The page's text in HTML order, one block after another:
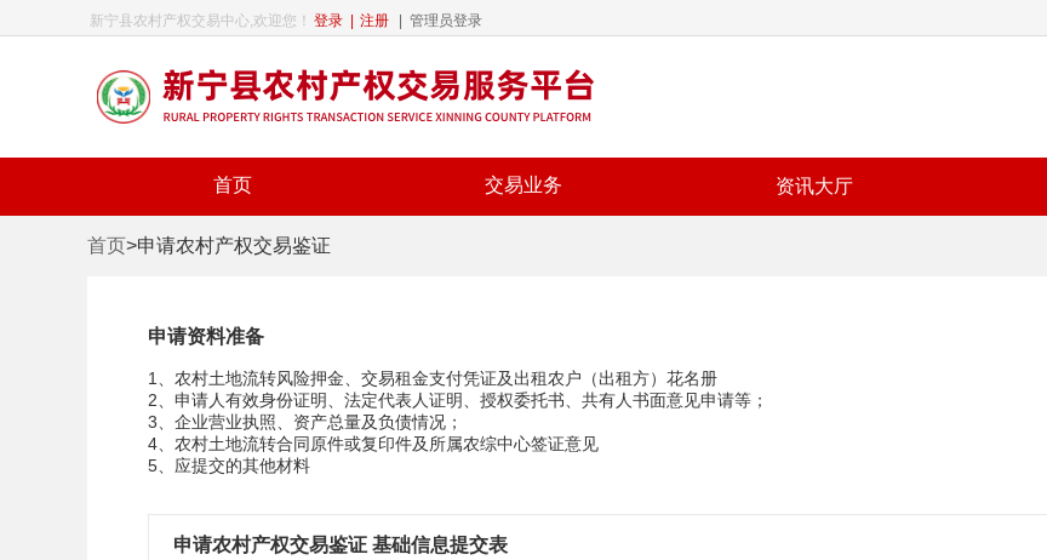
新宁县农村产权交易中心,欢迎您！ 登录 注册 管理员登录
首页 交易业务 资讯大厅
首页>申请农村产权交易鉴证
申请资料准备
1、农村土地流转风险押金、交易租金支付凭证及出租农户（出租方）花名册
2、申请人有效身份证明、法定代表人证明、授权委托书、共有人书面意见申请等；
3、企业营业执照、资产总量及负债情况；
4、农村土地流转合同原件或复印件及所属农综中心签证意见
5、应提交的其他材料
申请农村产权交易鉴证 基础信息提交表